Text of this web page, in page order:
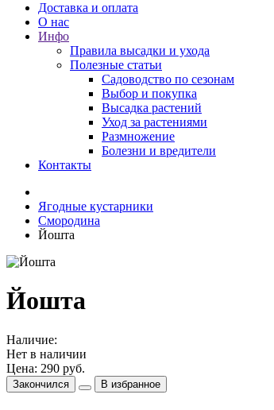
Доставка и оплата
О нас
Инфо
Правила высадки и ухода
Полезные статьи
Садоводство по сезонам
Выбор и покупка
Высадка растений
Уход за растениями
Размножение
Болезни и вредители
Контакты
Ягодные кустарники
Смородина
Йошта
Йошта
Наличие:
Нет в наличии
Цена: 290 руб.
Закончился В избранное